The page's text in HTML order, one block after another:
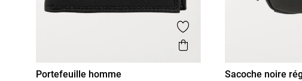
Ajouter aux favoris
Aperçu rapide
Portefeuille homme Sacoche noire